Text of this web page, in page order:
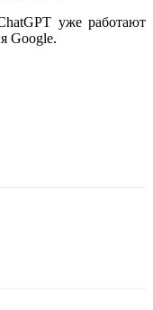
уже работают
Google.